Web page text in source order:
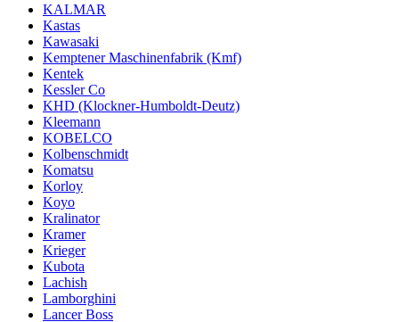
KALMAR
Kastas
Kawasaki
Kemptener Maschinenfabrik (Kmf)
Kentek
Kessler Co
KHD (Klockner-Humboldt-Deutz)
Kleemann
KOBELCO
Kolbenschmidt
Komatsu
Korloy
Koyo
Kralinator
Kramer
Krieger
Kubota
Lachish
Lamborghini
Lancer Boss